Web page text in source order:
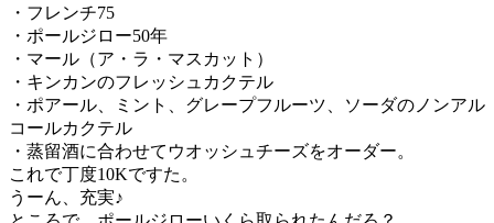
・フレンチ75
・ポールジロー50年
・マール（ア・ラ・マスカット）
・キンカンのフレッシュカクテル
・ポアール、ミント、グレープフルーツ、ソーダのノンアル
コールカクテル
・蒸留酒に合わせてウオッシュチーズをオーダー。
これで丁度10Kですた。
うーん、充実♪